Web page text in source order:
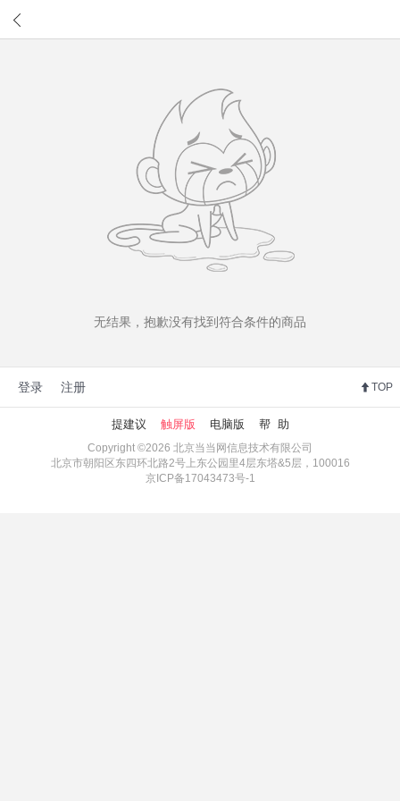
无结果，抱歉没有找到符合条件的商品
登录 注册 TOP
提建议 触屏版 电脑版 帮 助
Copyright ©2026 北京当当网信息技术有限公司
北京市朝阳区东四环北路2号上东公园里4层东塔&5层，100016
京ICP备17043473号-1